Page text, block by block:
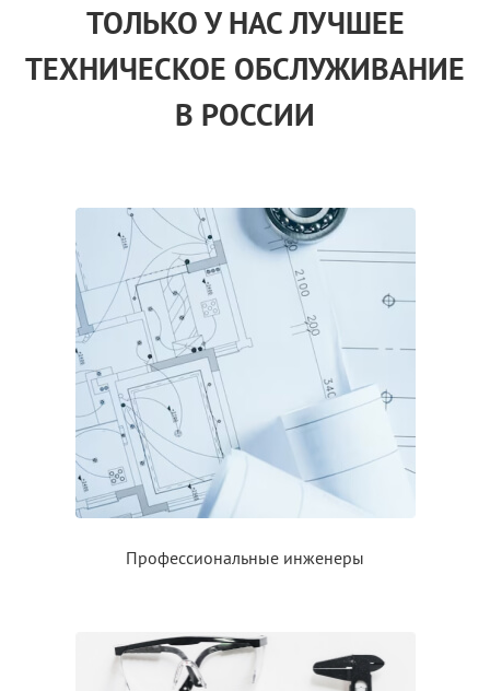
ТОЛЬКОУ НАСЛУЧШЕЕ
ТЕХНИЧЕСКОЕ ОБСЛУЖИВАНИЕ
В РОССИИ
Профессиональные инженеры